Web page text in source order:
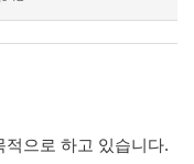
으로 하고 있습니다.